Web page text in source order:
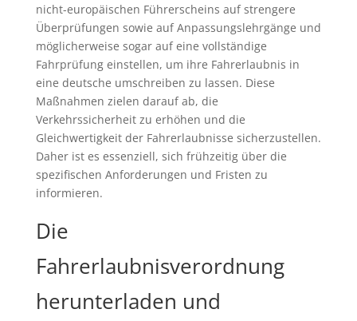
nicht-europäischen Führerscheins auf strengere
Überprüfungen sowie auf Anpassungslehrgänge und
möglicherweise sogar auf eine vollständige
Fahrprüfung einstellen, um ihre Fahrerlaubnis in
eine deutsche umschreiben zu lassen. Diese
Maßnahmen zielen darauf ab, die
Verkehrssicherheit zu erhöhen und die
Gleichwertigkeit der Fahrerlaubnisse sicherzustellen.
Daher ist es essenziell, sich frühzeitig über die
spezifischen Anforderungen und Fristen zu
informieren.
Die
Fahrerlaubnisverordnung
herunterladen und